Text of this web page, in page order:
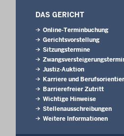
DAS GERICHT
Online-Terminbuchung
Gerichtsvorstellung
Sitzungstermine
Justiz-Auktion
Karriere und
Barrierefreier Zutritt
Wichtige Hinweise
Stellenausschreibungen
Weitere Informationen